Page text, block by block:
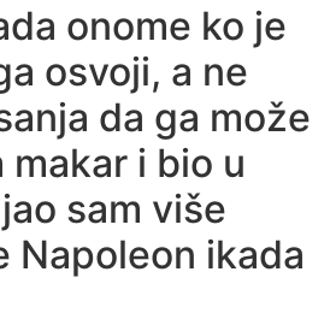
onome ko je
osvoji, a ne
da ga može
makar i bio u
sam više
Napoleon ikada